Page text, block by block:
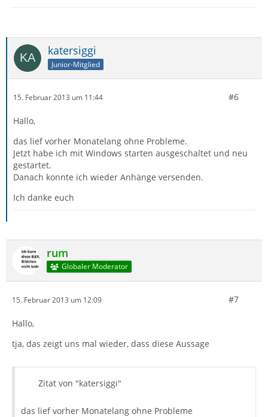
katersiggi
Junior-Mitglied
15. Februar 2013 um 11:44 #6
Hallo,
das lief vorher Monatelang ohne Probleme.
Jetzt habe ich mit Windows starten ausgeschaltet und neu
gestartet.
Danach konnte ich wieder Anhänge versenden.
Ich danke euch
rum
Globaler Moderator
15. Februar 2013 um 12:09 #7
Hallo,
tja, das zeigt uns mal wieder, dass diese Aussage
Zitat von "katersiggi"
das lief vorher Monatelang ohne Probleme